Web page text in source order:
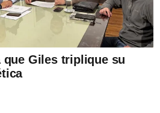
que Giles triplique su